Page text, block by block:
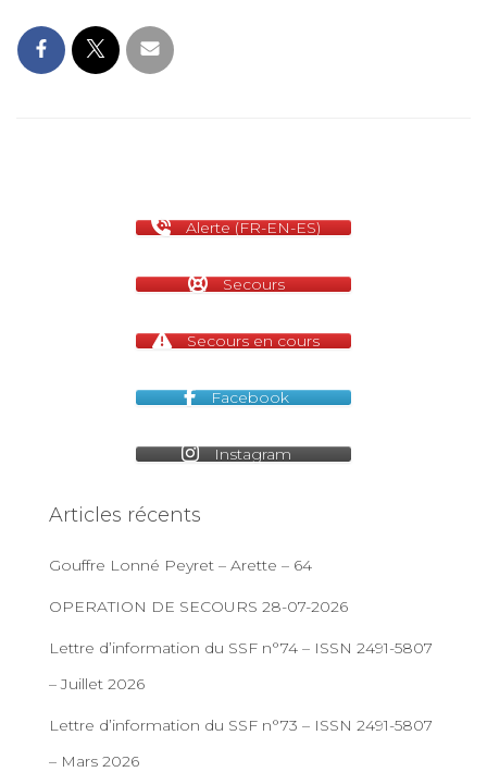
Alerte (FR-EN-ES)
Secours
Secours en cours
Facebook
Instagram
Articles récents
Gouffre Lonné Peyret – Arette – 64
OPERATION DE SECOURS 28-07-2026
Lettre d’information du SSF n°74 – ISSN 2491-5807
– Juillet 2026
Lettre d’information du SSF n°73 – ISSN 2491-5807
– Mars 2026